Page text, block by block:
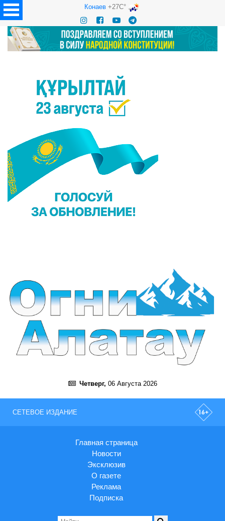
Конаев+27C°
Четверг, 06 Августа 2026
СЕТЕВОЕ ИЗДАНИЕ
Главная страница
Новости
Эксклюзив
О газете
Реклама
Подписка